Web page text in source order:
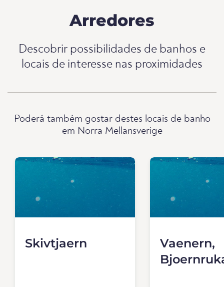
Arredores
Descobrir possibilidades de banhos e
locais de interesse nas proximidades
Poderá também gostar destes locais de banho
em Norra Mellansverige
Skivtjaern
Vaenern,